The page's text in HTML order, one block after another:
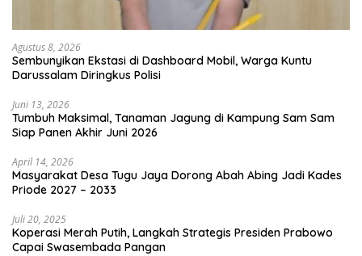
Agustus 8, 2026
Sembunyikan Ekstasi di Dashboard Mobil, Warga Kuntu
Darussalam Diringkus Polisi
Juni 13, 2026
Tumbuh Maksimal, Tanaman Jagung di Kampung Sam Sam
Siap Panen Akhir Juni 2026
April 14, 2026
Masyarakat Desa Tugu Jaya Dorong Abah Abing Jadi Kades
Priode 2027 – 2033
Juli 20, 2025
Koperasi Merah Putih, Langkah Strategis Presiden Prabowo
Capai Swasembada Pangan